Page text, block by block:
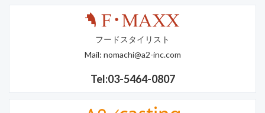
フードスタイリスト
Mail: nomachi@a2-inc.com
Tel:03-5464-0807